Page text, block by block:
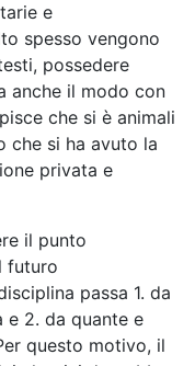
e
spesso vengono
possedere
anche il modo con
che si è animali
che si ha avuto la
privata e
il punto
futuro
passa 1. da
e 2. da quante e
questo motivo, il